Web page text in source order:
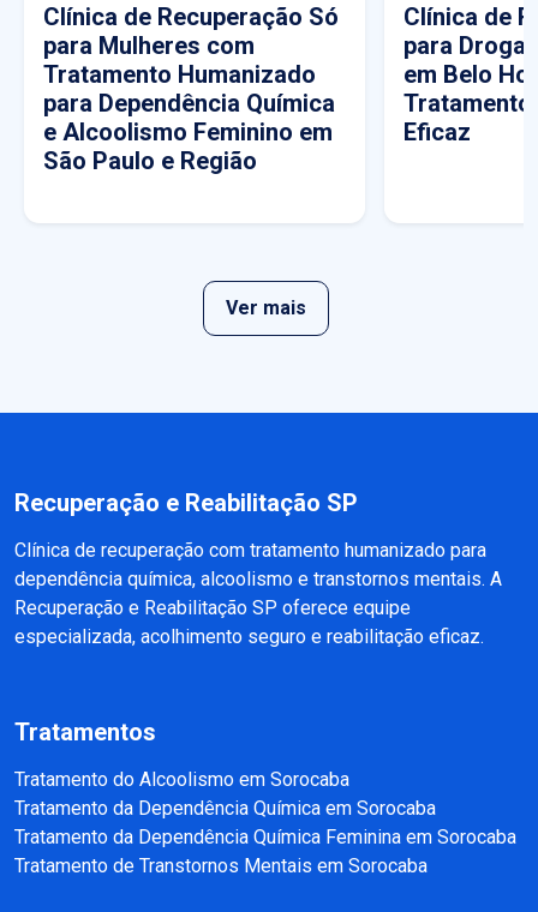
Clínica de Recuperação Só
para Mulheres com
Tratamento Humanizado
para Dependência Química
e Alcoolismo Feminino em
São Paulo e Região
Clínica de
para
em Belo
Tratamento
Eficaz
Ver mais
Recuperação e Reabilitação SP
Clínica de recuperação com tratamento humanizado para
dependência química, alcoolismo e transtornos mentais. A
Recuperação e Reabilitação SP oferece equipe
especializada, acolhimento seguro e reabilitação eficaz.
Tratamentos
Tratamento do Alcoolismo em Sorocaba
Tratamento da Dependência Química em Sorocaba
Tratamento da Dependência Química Feminina em Sorocaba
Tratamento de Transtornos Mentais em Sorocaba